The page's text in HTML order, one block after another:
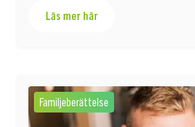
Läs mer här
Familjeberättelse